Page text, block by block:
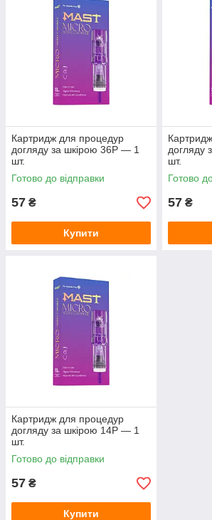
Картридж для процедур
догляду за шкірою 36P — 1
шт.
Готово до відправки
57 ₴
Купити
догляду
шт.
Готово
57 ₴
Картридж для процедур
догляду за шкірою 14P — 1
шт.
Готово до відправки
57 ₴
Купити